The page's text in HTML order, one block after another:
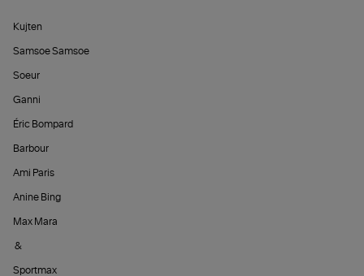
Kujten
Samsoe Samsoe
Soeur
Ganni
Éric Bompard
Barbour
Ami Paris
Anine Bing
Max Mara
&
Sportmax